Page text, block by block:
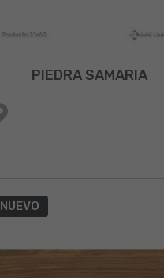
PIEDRA SAMARIA
NUEVO